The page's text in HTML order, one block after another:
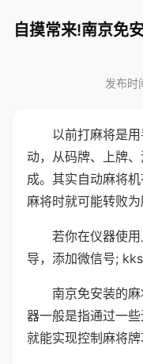
自摸常来!南京免
发布时
以前打麻将是
动，从码牌、上牌
成。其实自动麻将
麻将时就可能转败为
若你在仪器使
导，添加微信号;
南京免安装的
器一般是指通过一
就能实现控制麻将牌